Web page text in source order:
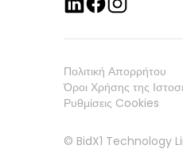
Πολιτική Απορρήτου
Όροι Χρήσης της
Ρυθμίσεις Cookies
© BidX1 Technology